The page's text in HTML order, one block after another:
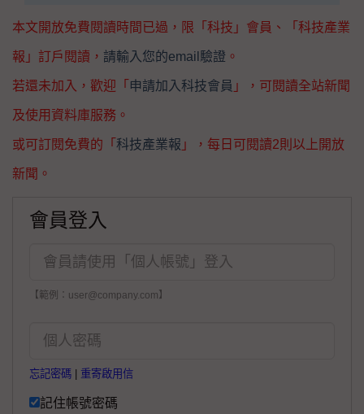
本文開放免費閱讀時間已過，限「科技」會員、「科技產業
報」訂戶閱讀， 請輸入您的email驗證 。
若還未加入，歡迎「 申請加入科技會員 」，可閱讀全站新聞
及使用資料庫服務。
或可訂閱免費的「 科技產業報 」，每日可閱讀2則以上開放
新聞。
會員登入
【範例：user@company.com】
忘記密碼 重寄啟用信
記住帳號密碼